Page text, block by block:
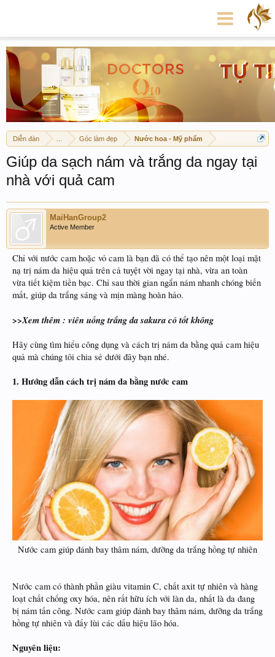
Diễn đàn Góc làm đẹp Nước hoa - Mỹ phẩm
Giúp da sạch nám và trắng da ngay tại
nhà với quả cam
MaiHanGroup2
Active Member
Chỉ với nước cam hoặc vỏ cam là bạn đã có thể tạo nên một loại mặt
nạ trị nám da hiệu quả trên cả tuyệt vời ngay tại nhà, vừa an toàn
vừa tiết kiệm tiền bạc. Chỉ sau thời gian ngắn nám nhanh chóng biến
mất, giúp da trắng sáng và mịn màng hoàn hảo.
>>Xem thêm : viên uống trắng da sakura có tốt không
Hãy cùng tìm hiểu công dụng và cách trị nám da bằng quả cam hiệu
quả mà chúng tôi chia sẻ dưới đây bạn nhé.
1. Hướng dẫn cách trị nám da bằng nước cam
Nước cam giúp đánh bay thâm nám, dưỡng da trắng hồng tự nhiên​
Nước cam có thành phần giàu vitamin C, chất axit tự nhiên và hàng
loạt chất chống oxy hóa, nên rất hữu ích với làn da, nhất là da đang
bị nám tấn công. Nước cam giúp đánh bay thâm nám, dưỡng da trắng
hồng tự nhiên và đẩy lùi các dấu hiệu lão hóa.
Nguyên liệu: